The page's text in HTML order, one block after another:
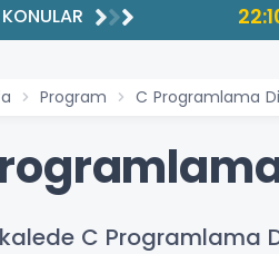
Program C Programlama
C Programlama